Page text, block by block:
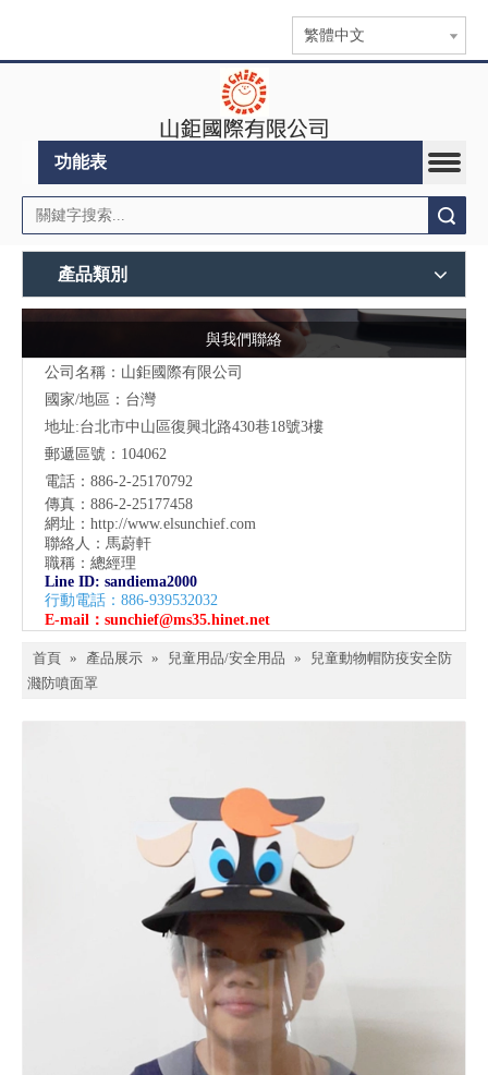
繁體中文
功能表
產品類別
與我們聯絡
公司名稱：山鉅國際有限公司
國家/地區：台灣
地址:台北市中山區復興北路430巷18號3樓
郵遞區號：104062
電話：886-2-25170792
傳真：886-2-25177458
網址： http://www.elsunchief.com
聯絡人：馬蔚軒
職稱：總經理
Line ID: sandiema2000
行動電話：886-939532032
E-mail： sunchief@ms35.hinet.net
首頁 » 產品展示 » 兒童用品/安全用品 »
兒童動物帽防疫安全防
濺防噴面罩